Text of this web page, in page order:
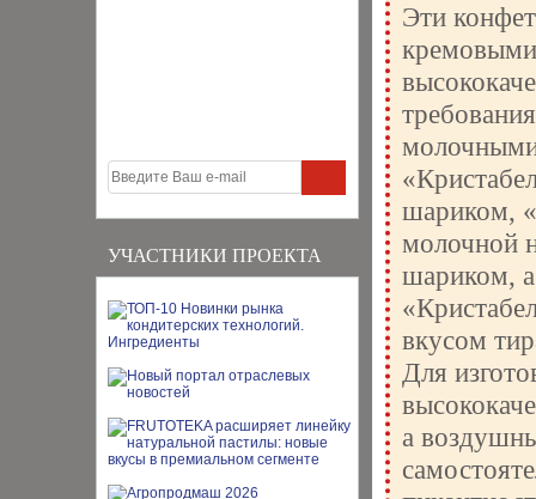
УЧАСТНИКИ ПРОЕКТА
Эти
шариком,
молочной
шариком,
вкусом
Для
а